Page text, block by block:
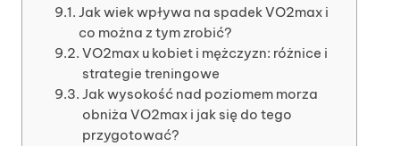
Jak wiek wpływa na spadek VO2max i
co można z tym zrobić?
VO2max u kobiet i mężczyzn: różnice i
strategie treningowe
Jak wysokość nad poziomem morza
obniża VO2max i jak się do tego
przygotować?